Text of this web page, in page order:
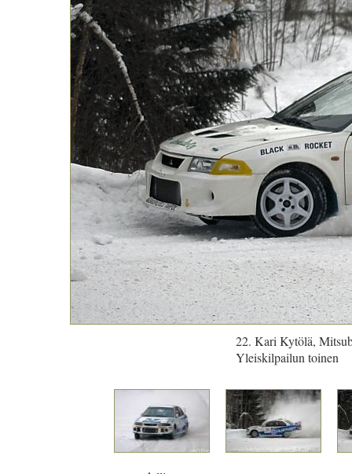
22. Kari Kytölä,
Yleiskilpailun toinen